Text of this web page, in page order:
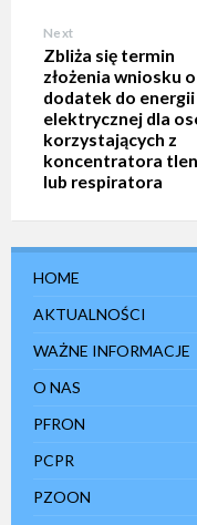
Next
Zbliża się termin
złożenia wniosku o
dodatek do energii
elektrycznej dla
korzystających z
koncentratora
lub respiratora
HOME
AKTUALNOŚCI
WAŻNE INFORMACJE
O NAS
PFRON
PCPR
PZOON